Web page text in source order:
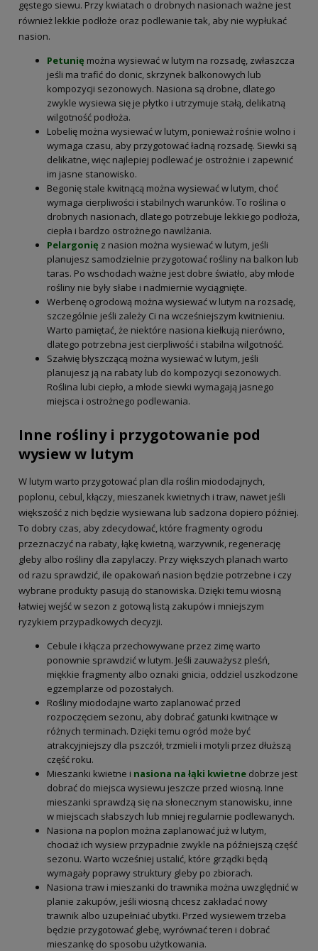
gęstego siewu. Przy kwiatach o drobnych nasionach ważne jest
również lekkie podłoże oraz podlewanie tak, aby nie wypłukać
nasion.
Petunię można wysiewać w lutym na rozsadę, zwłaszcza
jeśli ma trafić do donic, skrzynek balkonowych lub
kompozycji sezonowych. Nasiona są drobne, dlatego
zwykle wysiewa się je płytko i utrzymuje stałą, delikatną
wilgotność podłoża.
Lobelię można wysiewać w lutym, ponieważ rośnie wolno i
wymaga czasu, aby przygotować ładną rozsadę. Siewki są
delikatne, więc najlepiej podlewać je ostrożnie i zapewnić
im jasne stanowisko.
Begonię stale kwitnącą można wysiewać w lutym, choć
wymaga cierpliwości i stabilnych warunków. To roślina o
drobnych nasionach, dlatego potrzebuje lekkiego podłoża,
ciepła i bardzo ostrożnego nawilżania.
Pelargonię z nasion można wysiewać w lutym, jeśli
planujesz samodzielnie przygotować rośliny na balkon lub
taras. Po wschodach ważne jest dobre światło, aby młode
rośliny nie były słabe i nadmiernie wyciągnięte.
Werbenę ogrodową można wysiewać w lutym na rozsadę,
szczególnie jeśli zależy Ci na wcześniejszym kwitnieniu.
Warto pamiętać, że niektóre nasiona kiełkują nierówno,
dlatego potrzebna jest cierpliwość i stabilna wilgotność.
Szałwię błyszczącą można wysiewać w lutym, jeśli
planujesz ją na rabaty lub do kompozycji sezonowych.
Roślina lubi ciepło, a młode siewki wymagają jasnego
miejsca i ostrożnego podlewania.
Inne rośliny i przygotowanie pod
wysiew w lutym
W lutym warto przygotować plan dla roślin miododajnych,
poplonu, cebul, kłączy, mieszanek kwietnych i traw, nawet jeśli
większość z nich będzie wysiewana lub sadzona dopiero później.
To dobry czas, aby zdecydować, które fragmenty ogrodu
przeznaczyć na rabaty, łąkę kwietną, warzywnik, regenerację
gleby albo rośliny dla zapylaczy. Przy większych planach warto
od razu sprawdzić, ile opakowań nasion będzie potrzebne i czy
wybrane produkty pasują do stanowiska. Dzięki temu wiosną
łatwiej wejść w sezon z gotową listą zakupów i mniejszym
ryzykiem przypadkowych decyzji.
Cebule i kłącza przechowywane przez zimę warto
ponownie sprawdzić w lutym. Jeśli zauważysz pleśń,
miękkie fragmenty albo oznaki gnicia, oddziel uszkodzone
egzemplarze od pozostałych.
Rośliny miododajne warto zaplanować przed
rozpoczęciem sezonu, aby dobrać gatunki kwitnące w
różnych terminach. Dzięki temu ogród może być
atrakcyjniejszy dla pszczół, trzmieli i motyli przez dłuższą
część roku.
Mieszanki kwietne i nasiona na łąki kwietne dobrze jest
dobrać do miejsca wysiewu jeszcze przed wiosną. Inne
mieszanki sprawdzą się na słonecznym stanowisku, inne
w miejscach słabszych lub mniej regularnie podlewanych.
Nasiona na poplon można zaplanować już w lutym,
chociaż ich wysiew przypadnie zwykle na późniejszą część
sezonu. Warto wcześniej ustalić, które grządki będą
wymagały poprawy struktury gleby po zbiorach.
Nasiona traw i mieszanki do trawnika można uwzględnić w
planie zakupów, jeśli wiosną chcesz zakładać nowy
trawnik albo uzupełniać ubytki. Przed wysiewem trzeba
będzie przygotować glebę, wyrównać teren i dobrać
mieszankę do sposobu użytkowania.